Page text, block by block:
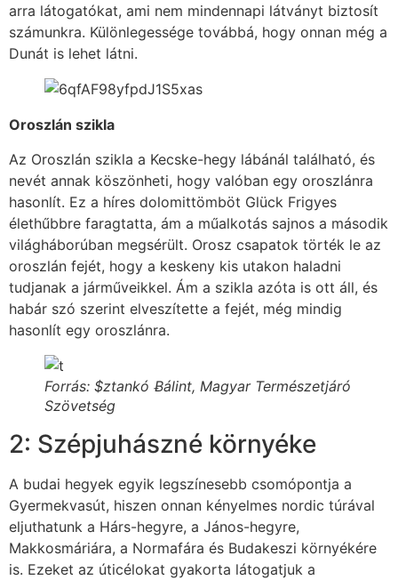
arra látogatókat, ami nem mindennapi látványt biztosít
számunkra. Különlegessége továbbá, hogy onnan még a
Dunát is lehet látni.
Oroszlán szikla
Az Oroszlán szikla a Kecske-hegy lábánál található, és
nevét annak köszönheti, hogy valóban egy oroszlánra
hasonlít. Ez a híres dolomittömböt Glück Frigyes
élethűbbre faragtatta, ám a műalkotás sajnos a második
világháborúban megsérült. Orosz csapatok törték le az
oroszlán fejét, hogy a keskeny kis utakon haladni
tudjanak a járműveikkel. Ám a szikla azóta is ott áll, és
habár szó szerint elveszítette a fejét, még mindig
hasonlít egy oroszlánra.
Forrás: $ztankó Ƀálint, Magyar Természetjáró
Szövetség
2: Szépjuhászné környéke
A budai hegyek egyik legszínesebb csomópontja a
Gyermekvasút, hiszen onnan kényelmes nordic túrával
eljuthatunk a Hárs-hegyre, a János-hegyre,
Makkosmáriára, a Normafára és Budakeszi környékére
is. Ezeket az úticélokat gyakorta látogatjuk a